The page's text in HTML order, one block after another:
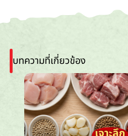
บทความที่เกี่ยวข้อง